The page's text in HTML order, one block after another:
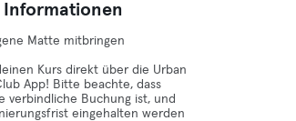
Informationen
Matte mitbringen
Kurs direkt über die Urban
App! Bitte beachte, dass
verbindliche Buchung ist, und
eingehalten werden